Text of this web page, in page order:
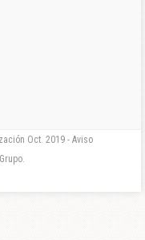
Oct. 2019 - Aviso